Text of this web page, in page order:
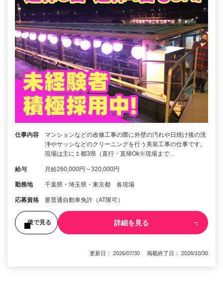
仕事内容
マンションなどの改修工事の際に外壁の汚れや日焼け後の洗
浄やサッシなどのクリーニングを行う美装工事の仕事です。
現場は主に１都3県（直行・直帰Ok※現場まで…
給与 月給260,000円～320,000円
勤務地 千葉県・埼玉県・東京都 各現場
応募資格 要普通自動車免許（AT限可）
後で見る 詳細を見る
更新日： 2026/07/30 掲載終了日： 2026/10/30